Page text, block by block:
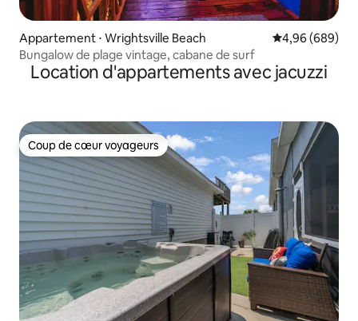
Appartement ⋅ Wrightsville Beach Évaluation
4,96 (689)
Bungalow de plage vintage, cabane de surf
Location d'appartements avec jacuzzi
Coup de cœur voyageurs
Coup de cœur voyageurs